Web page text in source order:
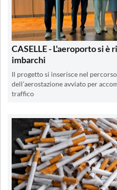
CASELLE - L'aeroporto si
imbarchi
Il progetto si inserisce nel
dell’aerostazione avviato per
traffico